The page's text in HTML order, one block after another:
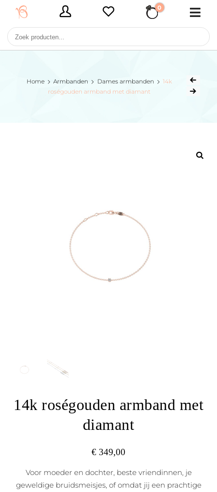
€ 0,00
0
Home Armbanden Dames armbanden
14k
roségouden armband met diamant
14k roségouden armband met
diamant
€ 349,00
Voor moeder en dochter, beste vriendinnen, je
geweldige bruidsmeisjes, of omdat jij een prachtige